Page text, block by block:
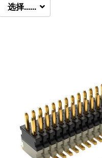
选择......